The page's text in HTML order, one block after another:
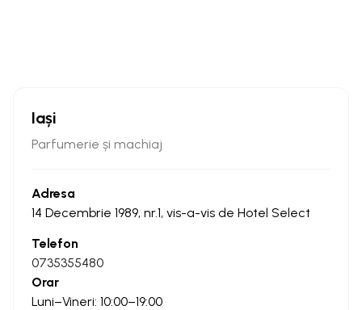
Iași
Parfumerie și machiaj
Adresa
14 Decembrie 1989, nr.1, vis-a-vis de Hotel Select
Telefon
0735355480
Orar
Luni–Vineri: 10:00–19:00